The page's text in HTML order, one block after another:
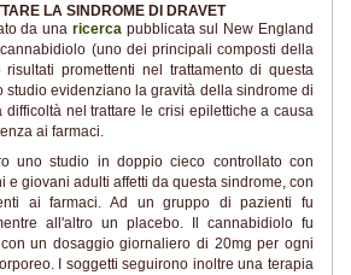
LA SINDROME DI DRAVET
da una ricercapubblicata sul New England
(uno dei principali composti della
risultati promettenti nel trattamento di questa
studio evidenziano la gravità della sindrome di
difficoltà nel trattare le crisi epilettiche a causa
ai farmaci.
uno studio in doppio cieco controllato con
e giovani adulti affetti da questa sindrome, con
ai farmaci. Ad un gruppo di pazienti fu
all'altro un placebo. Il cannabidiolo fu
un dosaggio giornaliero di 20mg per ogni
I soggetti seguirono inoltre una terapia